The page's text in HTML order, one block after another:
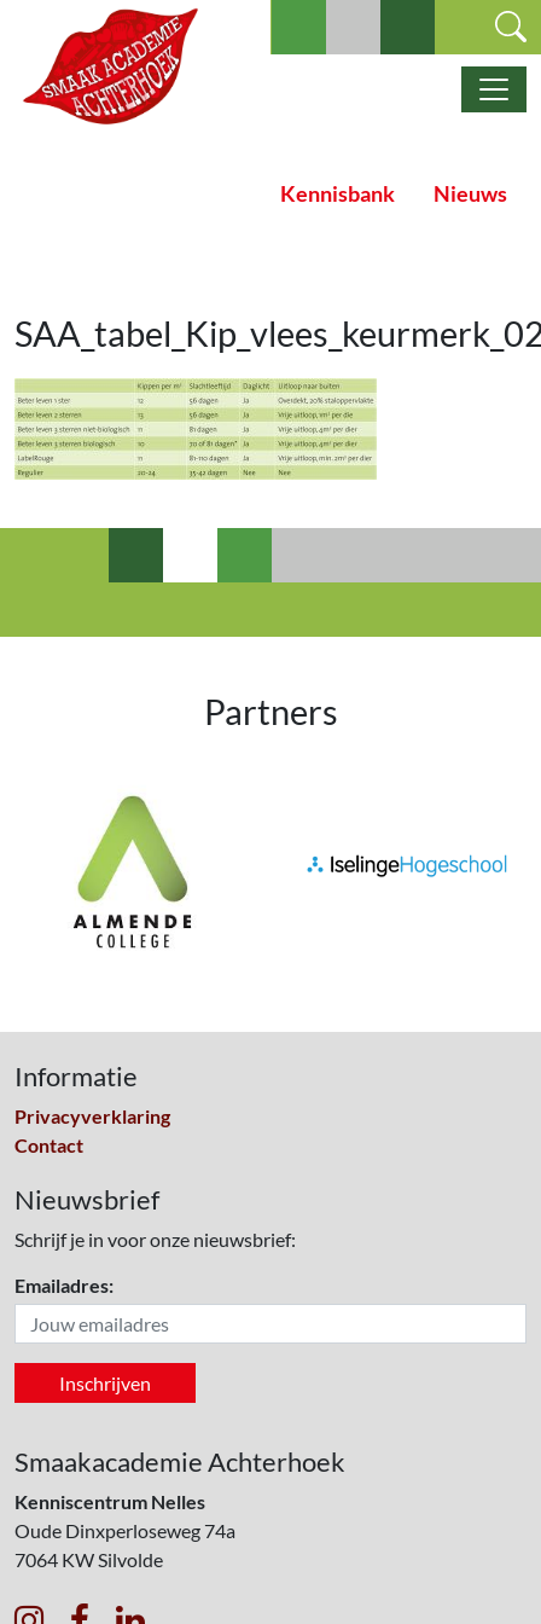
Ga naar de inhoud
Hoofdnavigatie
Kennisbank Nieuws
Partners
Informatie
Privacyverklaring
Contact
Nieuwsbrief
Schrijf je in voor onze nieuwsbrief:
Emailadres:
Smaakacademie Achterhoek
Kenniscentrum Nelles
Oude Dinxperloseweg 74a
7064 KWSilvolde